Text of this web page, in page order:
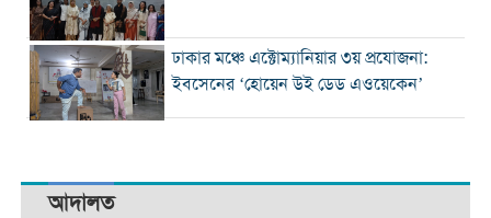
ঢাকার মঞ্চে এক্টোম্যানিয়ার ৩য় প্রযোজনা:
ইবসেনের ‘হোয়েন উই ডেড এওয়েকেন’
আদালত